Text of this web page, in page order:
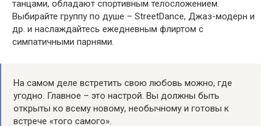
танцами, обладают спортивным телосложением.
Выбирайте группу по душе – StreetDance, Джаз-модерн и
др. и наслаждайтесь ежедневным флиртом с
симпатичными парнями.
На самом деле встретить свою любовь можно, где
угодно. Главное – это настрой. Вы должны быть
открыты ко всему новому, необычному и готовы к
встрече «того самого».